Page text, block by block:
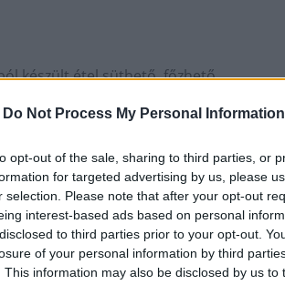
Do Not Process My Personal Information
opt-out of the sale, sharing to third parties, or
for targeted advertising by us, please
selection. Please note that after your opt-out
interest-based ads based on personal
to third parties prior to your opt-out.
of your personal information by third
This information may also be disclosed by us to
készült étel süthető, főzhető.
nevező maga biztosítja.
elfoglalni
értékeli és jutalmazza.
Szabadság u. 50.) vagy 06-74-471-